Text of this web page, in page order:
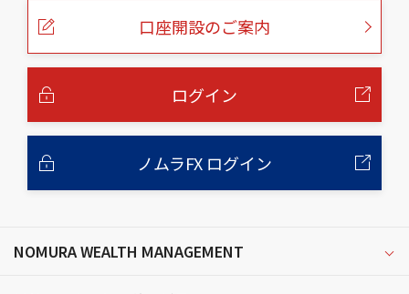
口座開設のご案内
ログイン
ノムラFX ログイン
NOMURA WEALTH MANAGEMENT